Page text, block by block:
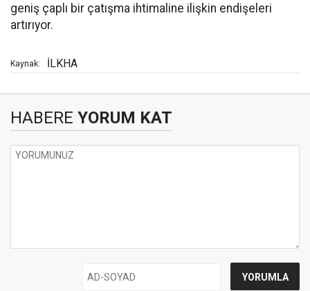
geniş çaplı bir çatışma ihtimaline ilişkin endişeleri
artırıyor.
Kaynak: İLKHA
HABERE YORUM KAT